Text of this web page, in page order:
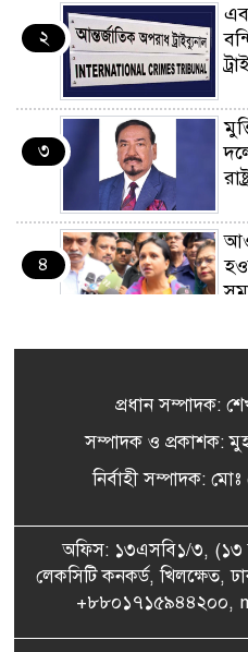
২
৩
৪
৭
ও
প্রধান সম্পাদক:
সম্পাদক ও প্রকাশক:
নির্বাহী সম্পাদক:
অফিস: ১৩এসবি১/৩, (১৩
লেকসিটি কনকর্ড, খিলক্ষেত,
+৮৮০১৭১৫৯৪৪২০০,